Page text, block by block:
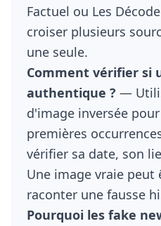
Factuel ou Les
croiser plusieurs
une seule.
Comment vérifier si
authentique ? —
d'image inversée
premières
vérifier sa date, son
Une image vraie peut
raconter une fausse
Pourquoi les fake